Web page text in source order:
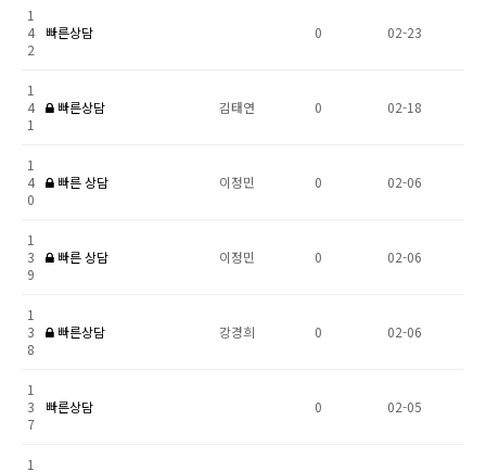
1
4
2
빠른상담 0 02-23
1
4
1
빠른상담 김태연 0 02-18
1
4
0
빠른 상담 이정민 0 02-06
1
3
9
빠른 상담 이정민 0 02-06
1
3
8
빠른상담 강경희 0 02-06
1
3
7
빠른상담 0 02-05
1